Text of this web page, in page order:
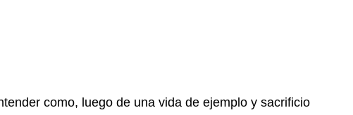
como, luego de una vida de ejemplo y sacrificio